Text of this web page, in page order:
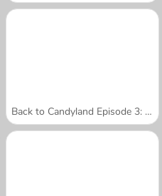
Back to Candyland Episode 3: Rivière sucrée